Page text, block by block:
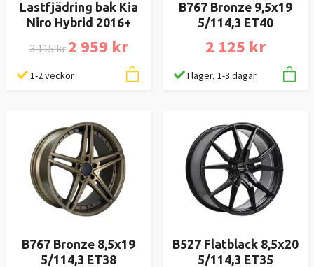
Lastfjädring bak Kia
Niro Hybrid 2016+
3 115 kr 2 959 kr
1-2 veckor
B767 Bronze 9,5x19
5/114,3 ET40
2 125 kr
I lager, 1-3 dagar
B767 Bronze 8,5x19
5/114,3 ET38
B527 Flatblack 8,5x20
5/114,3 ET35